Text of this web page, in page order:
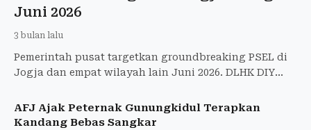
Juni 2026
3 bulan lalu
Pemerintah pusat targetkan groundbreaking PSEL di
Jogja dan empat wilayah lain Juni 2026. DLHK DIY
untuk atasi
AFJ Ajak Peternak Gunungkidul Terapkan
Kandang Bebas Sangkar